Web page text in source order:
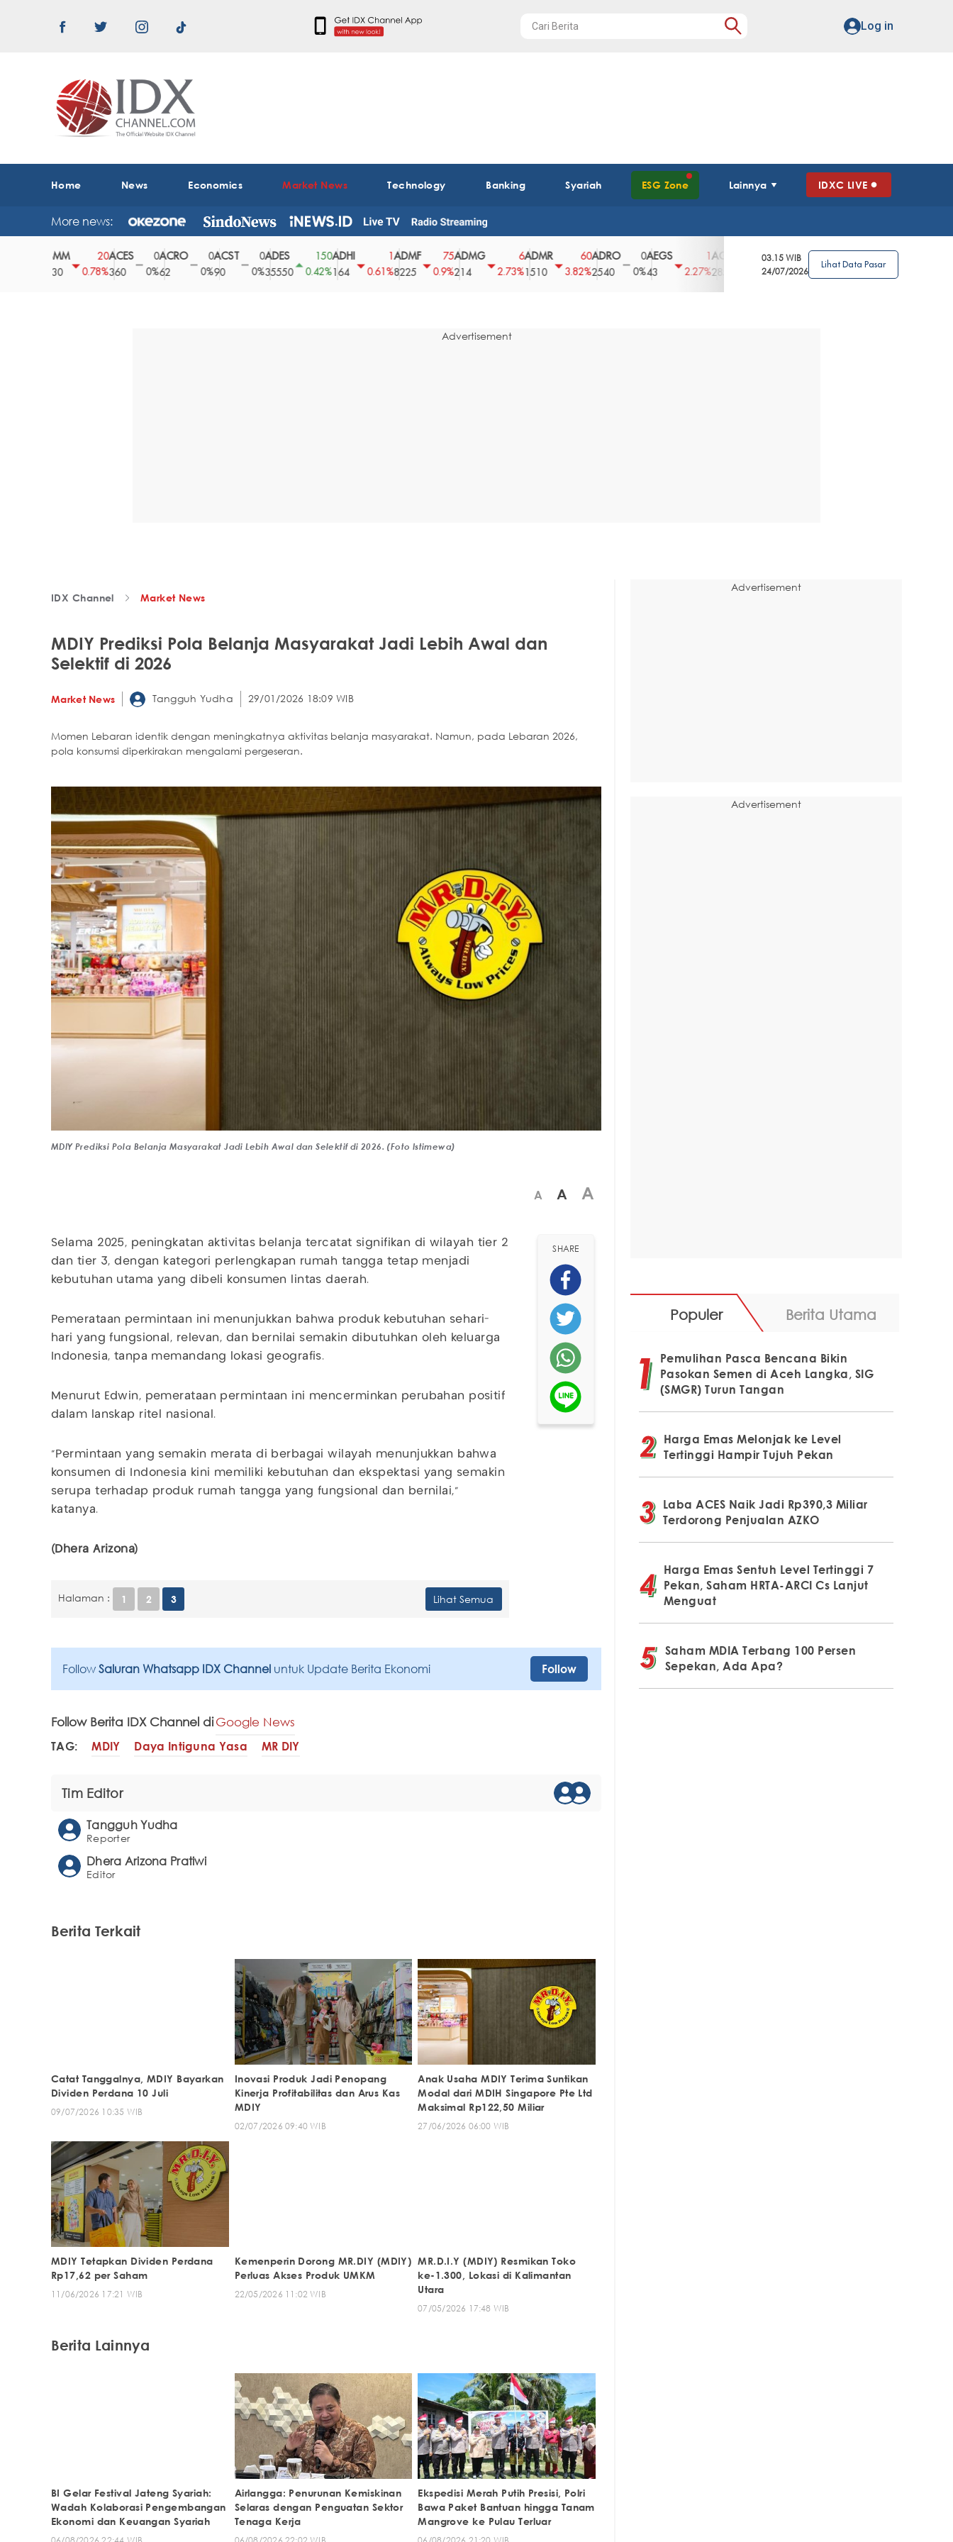
Log in
Home News Economics Market News Technology Banking Syariah ESG Zone Lainnya IDXC LIVE
More news:
0.78%
ACES
360
0
0%
ACRO
0ACST
0
0%
ADES
35550
150
0.42%
ADHI
164
0.61%
ADMF
8225
75
0.9%
ADMG
214
2.73%
ADMR
1510
3.82%
ADRO
2540
0
0%
AEGS
2.27%2850
3.39%
AGRO
148
4
2.63%
0%
03.15 WIB
24/07/2026
Lihat Data Pasar
Advertisement
IDX Channel Market News
MDIY Prediksi Pola Belanja Masyarakat Jadi Lebih Awal dan
Selektif di 2026
Market News Tangguh Yudha 29/01/2026 18:09 WIB
Momen Lebaran identik dengan meningkatnya aktivitas belanja masyarakat. Namun, pada Lebaran 2026,
pola konsumsi diperkirakan mengalami pergeseran.
MDIY Prediksi Pola Belanja Masyarakat Jadi Lebih Awal dan Selektif di 2026. (Foto Istimewa)
A A A
Selama 2025, peningkatan aktivitas belanja tercatat signifikan di wilayah tier 2
dan tier 3, dengan kategori perlengkapan rumah tangga tetap menjadi
kebutuhan utama yang dibeli konsumen lintas daerah.
Pemerataan permintaan ini menunjukkan bahwa produk kebutuhan sehari-
hari yang fungsional, relevan, dan bernilai semakin dibutuhkan oleh keluarga
Indonesia, tanpa memandang lokasi geografis.
Menurut Edwin, pemerataan permintaan ini mencerminkan perubahan positif
dalam lanskap ritel nasional.
“Permintaan yang semakin merata di berbagai wilayah menunjukkan bahwa
konsumen di Indonesia kini memiliki kebutuhan dan ekspektasi yang semakin
serupa terhadap produk rumah tangga yang fungsional dan bernilai,"
katanya.
(Dhera Arizona)
Halaman : 1 2 3 Lihat Semua
SHARE
Follow Saluran Whatsapp IDX Channel untuk Update Berita Ekonomi Follow
Follow Berita IDX Channel diGoogle News
TAG: MDIY Daya Intiguna Yasa MR DIY
Tim Editor
Tangguh Yudha
Reporter
Dhera Arizona Pratiwi
Editor
Berita Terkait
Catat Tanggalnya, MDIY Bayarkan
Dividen Perdana 10 Juli
09/07/2026 10:35 WIB
Inovasi Produk Jadi Penopang
Kinerja Profitabilitas dan Arus Kas
MDIY
02/07/2026 09:40 WIB
Anak Usaha MDIY Terima Suntikan
Modal dari MDIH Singapore Pte Ltd
Maksimal Rp122,50 Miliar
27/06/2026 06:00 WIB
MDIY Tetapkan Dividen Perdana
Rp17,62 per Saham
11/06/2026 17:21 WIB
Kemenperin Dorong MR.DIY (MDIY)
Perluas Akses Produk UMKM
22/05/2026 11:02 WIB
MR.D.I.Y (MDIY) Resmikan Toko
ke-1.300, Lokasi di Kalimantan
Utara
07/05/2026 17:48 WIB
Berita Lainnya
BI Gelar Festival Jateng Syariah:
Wadah Kolaborasi Pengembangan
Ekonomi dan Keuangan Syariah
Airlangga: Penurunan Kemiskinan
Selaras dengan Penguatan Sektor
Tenaga Kerja
Ekspedisi Merah Putih Presisi, Polri
Bawa Paket Bantuan hingga Tanam
Mangrove ke Pulau Terluar
Advertisement
Advertisement
Populer Berita Utama
Pemulihan Pasca Bencana Bikin
Pasokan Semen di Aceh Langka, SIG
(SMGR) Turun Tangan
Harga Emas Melonjak ke Level
Tertinggi Hampir Tujuh Pekan
Laba ACES Naik Jadi Rp390,3 Miliar
Terdorong Penjualan AZKO
Harga Emas Sentuh Level Tertinggi 7
Pekan, Saham HRTA-ARCI Cs Lanjut
Menguat
Saham MDIA Terbang 100 Persen
Sepekan, Ada Apa?